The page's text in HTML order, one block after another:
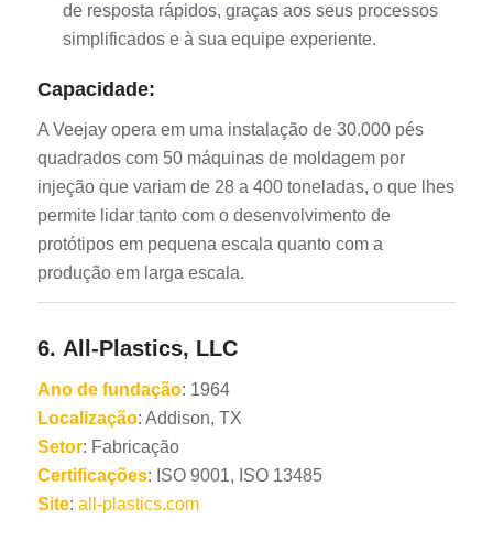
de resposta rápidos, graças aos seus processos
simplificados e à sua equipe experiente.
Capacidade:
A Veejay opera em uma instalação de 30.000 pés
quadrados com 50 máquinas de moldagem por
injeção que variam de 28 a 400 toneladas, o que lhes
permite lidar tanto com o desenvolvimento de
protótipos em pequena escala quanto com a
produção em larga escala.
6. All-Plastics, LLC
Ano de fundação: 1964
Localização: Addison, TX
Setor: Fabricação
Certificações: ISO 9001, ISO 13485
Site: all-plastics.com